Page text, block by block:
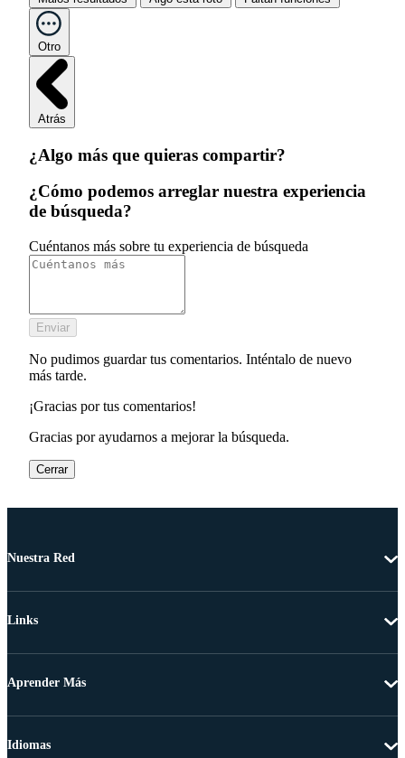
Otro
Atrás
¿Algo más que quieras compartir?
¿Cómo podemos arreglar nuestra experiencia
de búsqueda?
Cuéntanos más sobre tu experiencia de búsqueda
Enviar
No pudimos guardar tus comentarios. Inténtalo de nuevo
más tarde.
¡Gracias por tus comentarios!
Gracias por ayudarnos a mejorar la búsqueda.
Cerrar
Nuestra Red
Links
Aprender Más
Idiomas